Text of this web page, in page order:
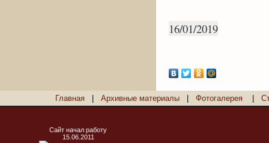
16/01/2019
Главная Архивные материалы Фотогалерея
Сайт начал работу
15.06.2011